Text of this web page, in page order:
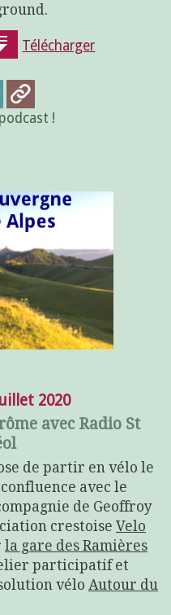
Télécharger
!
2020
avec Radio St
de partir en vélo le
avec le
de Geoffroy
crestoise Velo
la gare des Ramières
participatif et
vélo Autour du